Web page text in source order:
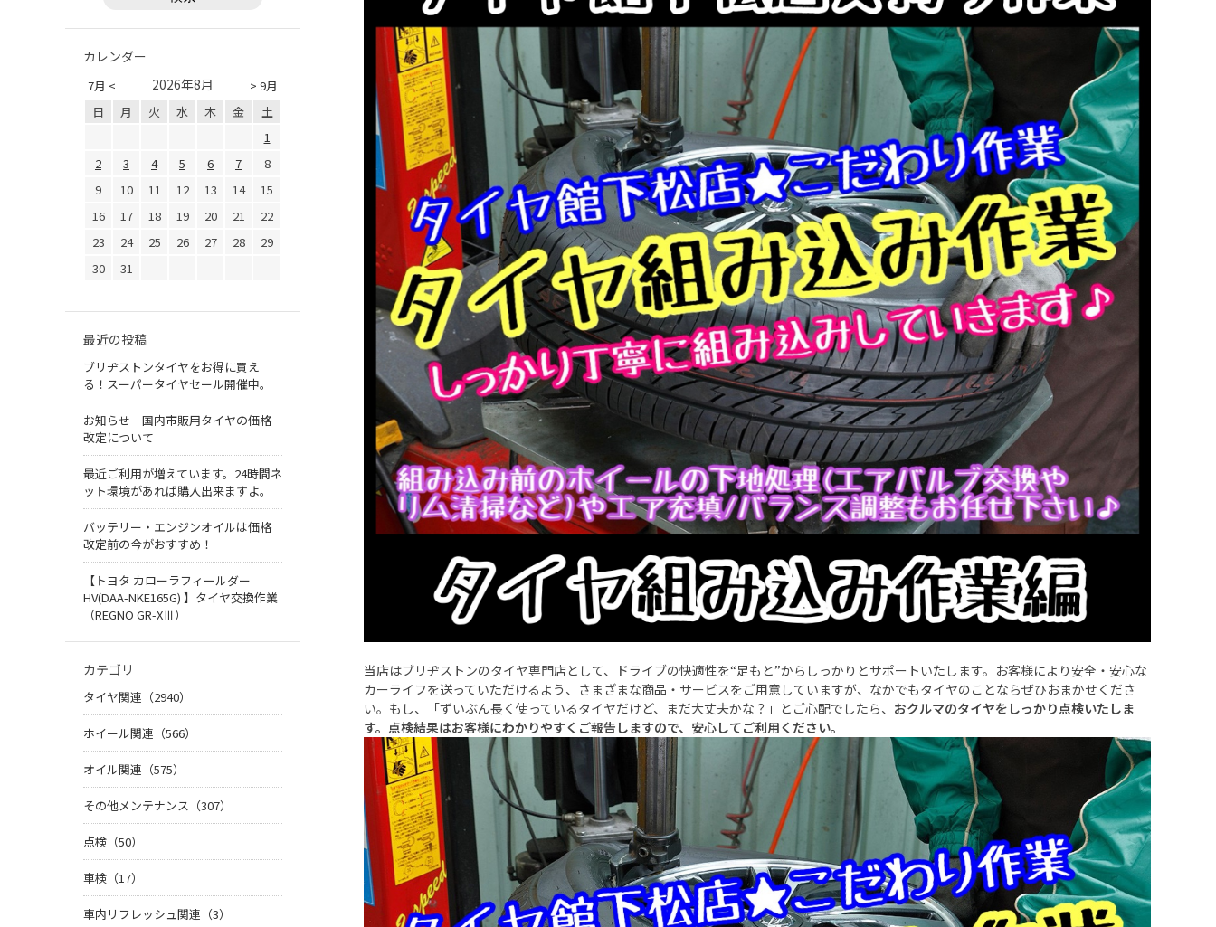
当店はブリヂストンのタイヤ専門店として、ドライブの快適性を“足もと”からしっかりとサポートいたします。お客様により安全・安心な
カーライフを送っていただけるよう、さまざまな商品・サービスをご用意していますが、なかでもタイヤのことならぜひおまかせくださ
い。もし、「ずいぶん長く使っているタイヤだけど、まだ大丈夫かな？」とご心配でしたら、 おクルマのタイヤをしっかり点検いたしま
す。点検結果はお客様にわかりやすくご報告しますので、安心してご利用ください。
カレンダー
7月 < > 9月
2026年8月
日 月 火 水 木 金
土
1
2
3 4 5 6 7
8
9
10 11 12 13 14
15
16
17 18 19 20 21
22
23
24 25 26 27 28
29
30
31
最近の投稿
ブリヂストンタイヤをお得に買え
る！スーパータイヤセール開催中。
お知らせ 国内市販用タイヤの価格
改定について
最近ご利用が増えています。24時間ネ
ット環境があれば購入出来ますよ。
バッテリー・エンジンオイルは価格
改定前の今がおすすめ！
【トヨタ カローラフィールダー
HV(DAA-NKE165G) 】タイヤ交換作業
（REGNO GR-XⅢ）
カテゴリ
タイヤ関連（2940）
ホイール関連（566）
オイル関連（575）
その他メンテナンス（307）
点検（50）
車検（17）
車内リフレッシュ関連（3）